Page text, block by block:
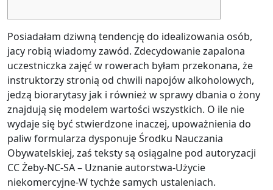
Posiadałam dziwną tendencję do idealizowania osób,
jacy robią wiadomy zawód. Zdecydowanie zapalona
uczestniczka zajęć w rowerach byłam przekonana, że
instruktorzy stronią od chwili napojów alkoholowych,
jedzą biorarytasy jak i również w sprawy dbania o żony
znajdują się modelem wartości wszystkich. O ile nie
wydaje się być stwierdzone inaczej, upoważnienia do
paliw formularza dysponuje Środku Nauczania
Obywatelskiej, zaś teksty są osiągalne pod autoryzacji
CC Żeby-NC-SA – Uznanie autorstwa-Użycie
niekomercyjne-W tychże samych ustaleniach.